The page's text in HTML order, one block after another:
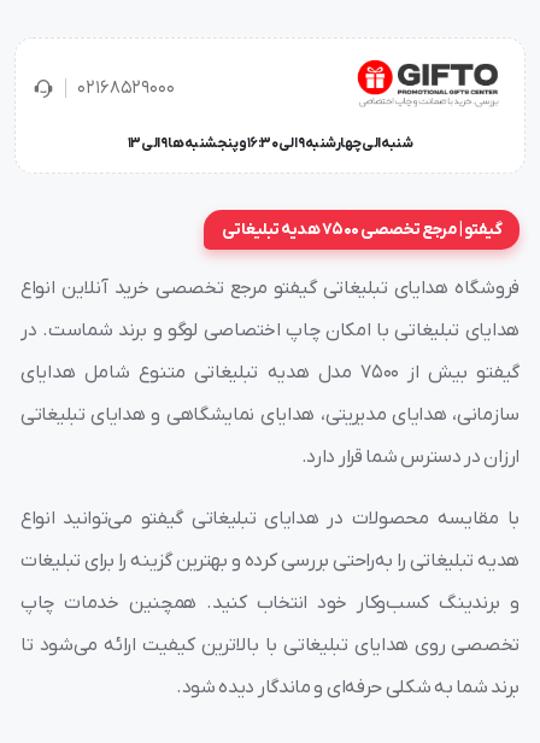
02168529000
شنبه الی چهارشنبه 9 الی 16:30 و پنجشنبه ها 9 الی 13
گیفتو | مرجع تخصصی 7500 هدیه تبلیغاتی
فروشگاه هدایای تبلیغاتی گیفتو مرجع تخصصی خرید آنلاین انواع
هدایای تبلیغاتی با امکان چاپ اختصاصی لوگو و برند شماست. در
گیفتو بیش از ۷۵۰۰ مدل هدیه تبلیغاتی متنوع شامل هدایای
سازمانی، هدایای مدیریتی، هدایای نمایشگاهی و هدایای تبلیغاتی
ارزان در دسترس شما قرار دارد.
با مقایسه محصولات در هدایای تبلیغاتی گیفتو می‌توانید انواع
هدیه تبلیغاتی را به‌راحتی بررسی کرده و بهترین گزینه را برای تبلیغات
و برندینگ کسب‌وکار خود انتخاب کنید. همچنین خدمات چاپ
تخصصی روی هدایای تبلیغاتی با بالاترین کیفیت ارائه می‌شود تا
برند شما به شکلی حرفه‌ای و ماندگار دیده شود.